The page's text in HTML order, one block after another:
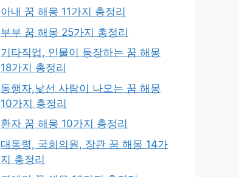
아내 꿈 해몽 11가지 총정리
부부 꿈 해몽 25가지 총정리
기타직업, 인물이 등장하는 꿈 해몽
18가지 총정리
동행자,낯선 사람이 나오는 꿈 해몽
10가지 총정리
환자 꿈 해몽 10가지 총정리
대통령, 국회의원, 장관 꿈 해몽 14가
지 총정리